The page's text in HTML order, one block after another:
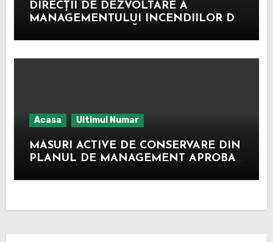
DIRECȚII DE DEZVOLTARE A
MANAGEMENTULUI INCENDIILOR DE
FORESTIER
Acasa Ultimul Numar
MĂSURI ACTIVE DE CONSERVARE DIN
PLANUL DE MANAGEMENT APROBAT,
SIRETULUI INFERIOR